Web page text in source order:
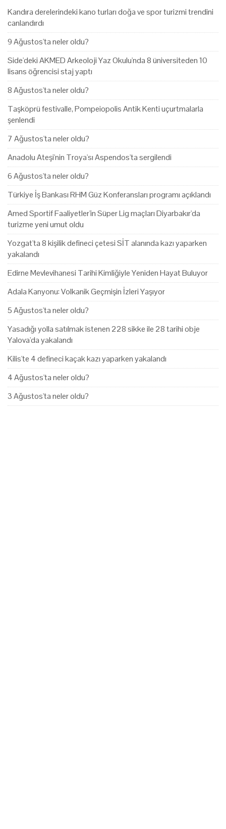
Kandıra derelerindeki kano turları doğa ve spor turizmi trendini
canlandırdı
9 Ağustos'ta neler oldu?
Side'deki AKMED Arkeoloji Yaz Okulu'nda 8 üniversiteden 10
lisans öğrencisi staj yaptı
8 Ağustos'ta neler oldu?
Taşköprü festivalle, Pompeiopolis Antik Kenti uçurtmalarla
şenlendi
7 Ağustos'ta neler oldu?
Anadolu Ateşi'nin Troya'sı Aspendos'ta sergilendi
6 Ağustos'ta neler oldu?
Türkiye İş Bankası RHM Güz Konferansları programı açıklandı
Amed Sportif Faaliyetler'in Süper Lig maçları Diyarbakır'da
turizme yeni umut oldu
Yozgat'ta 8 kişilik defineci çetesi SİT alanında kazı yaparken
yakalandı
Edirne Mevlevihanesi Tarihi Kimliğiyle Yeniden Hayat Buluyor
Adala Kanyonu: Volkanik Geçmişin İzleri Yaşıyor
5 Ağustos'ta neler oldu?
Yasadığı yolla satılmak istenen 228 sikke ile 28 tarihi obje
Yalova'da yakalandı
Kilis'te 4 defineci kaçak kazı yaparken yakalandı
4 Ağustos'ta neler oldu?
3 Ağustos'ta neler oldu?